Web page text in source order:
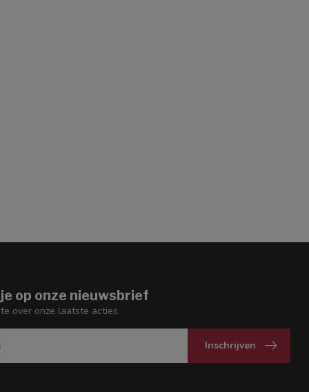
op onze nieuwsbrief
over onze laatste acties
Inschrijven